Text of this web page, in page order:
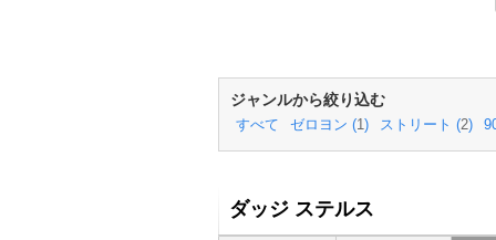
ジャンルから絞り込む
すべて ゼロヨン (1) ストリート (2)
ダッジ ステルス